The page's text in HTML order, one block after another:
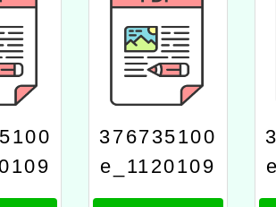
376735100
e_1120109
215_attach